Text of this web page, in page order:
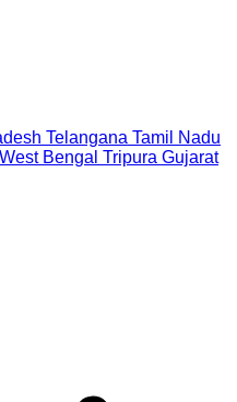
Telangana Tamil Nadu
West Bengal Tripura Gujarat